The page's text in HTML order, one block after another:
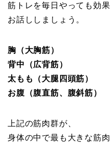
筋トレを毎日やっても効
お話ししましょう。
胸（大胸筋）
背中（広背筋）
太もも（大腿四頭筋）
お腹（腹直筋、腹斜筋）
上記の筋肉群が、
身体の中で最も大きな筋肉